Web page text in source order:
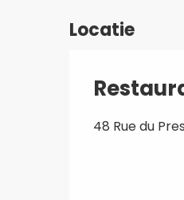
Locatie
48 Rue du